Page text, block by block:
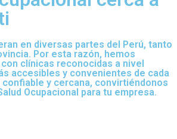
en diversas partes del Perú, tanto
Por esta razón, hemos
clínicas reconocidas a nivel
accesibles y convenientes de cada
y cercana, convirtiéndonos
Ocupacional para tu empresa.